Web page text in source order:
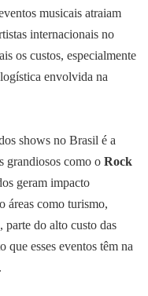
musicais atraiam
internacionais no
os custos, especialmente
envolvida na
shows no Brasil é a
grandiosos como o Rock
geram impacto
áreas como turismo,
parte do alto custo das
que esses eventos têm na